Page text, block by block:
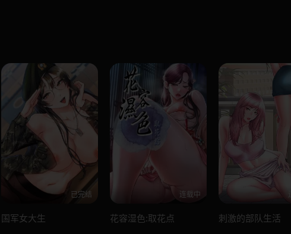
已完结
国军女大生
连载中
花容湿色:取花点 刺激的部队生活